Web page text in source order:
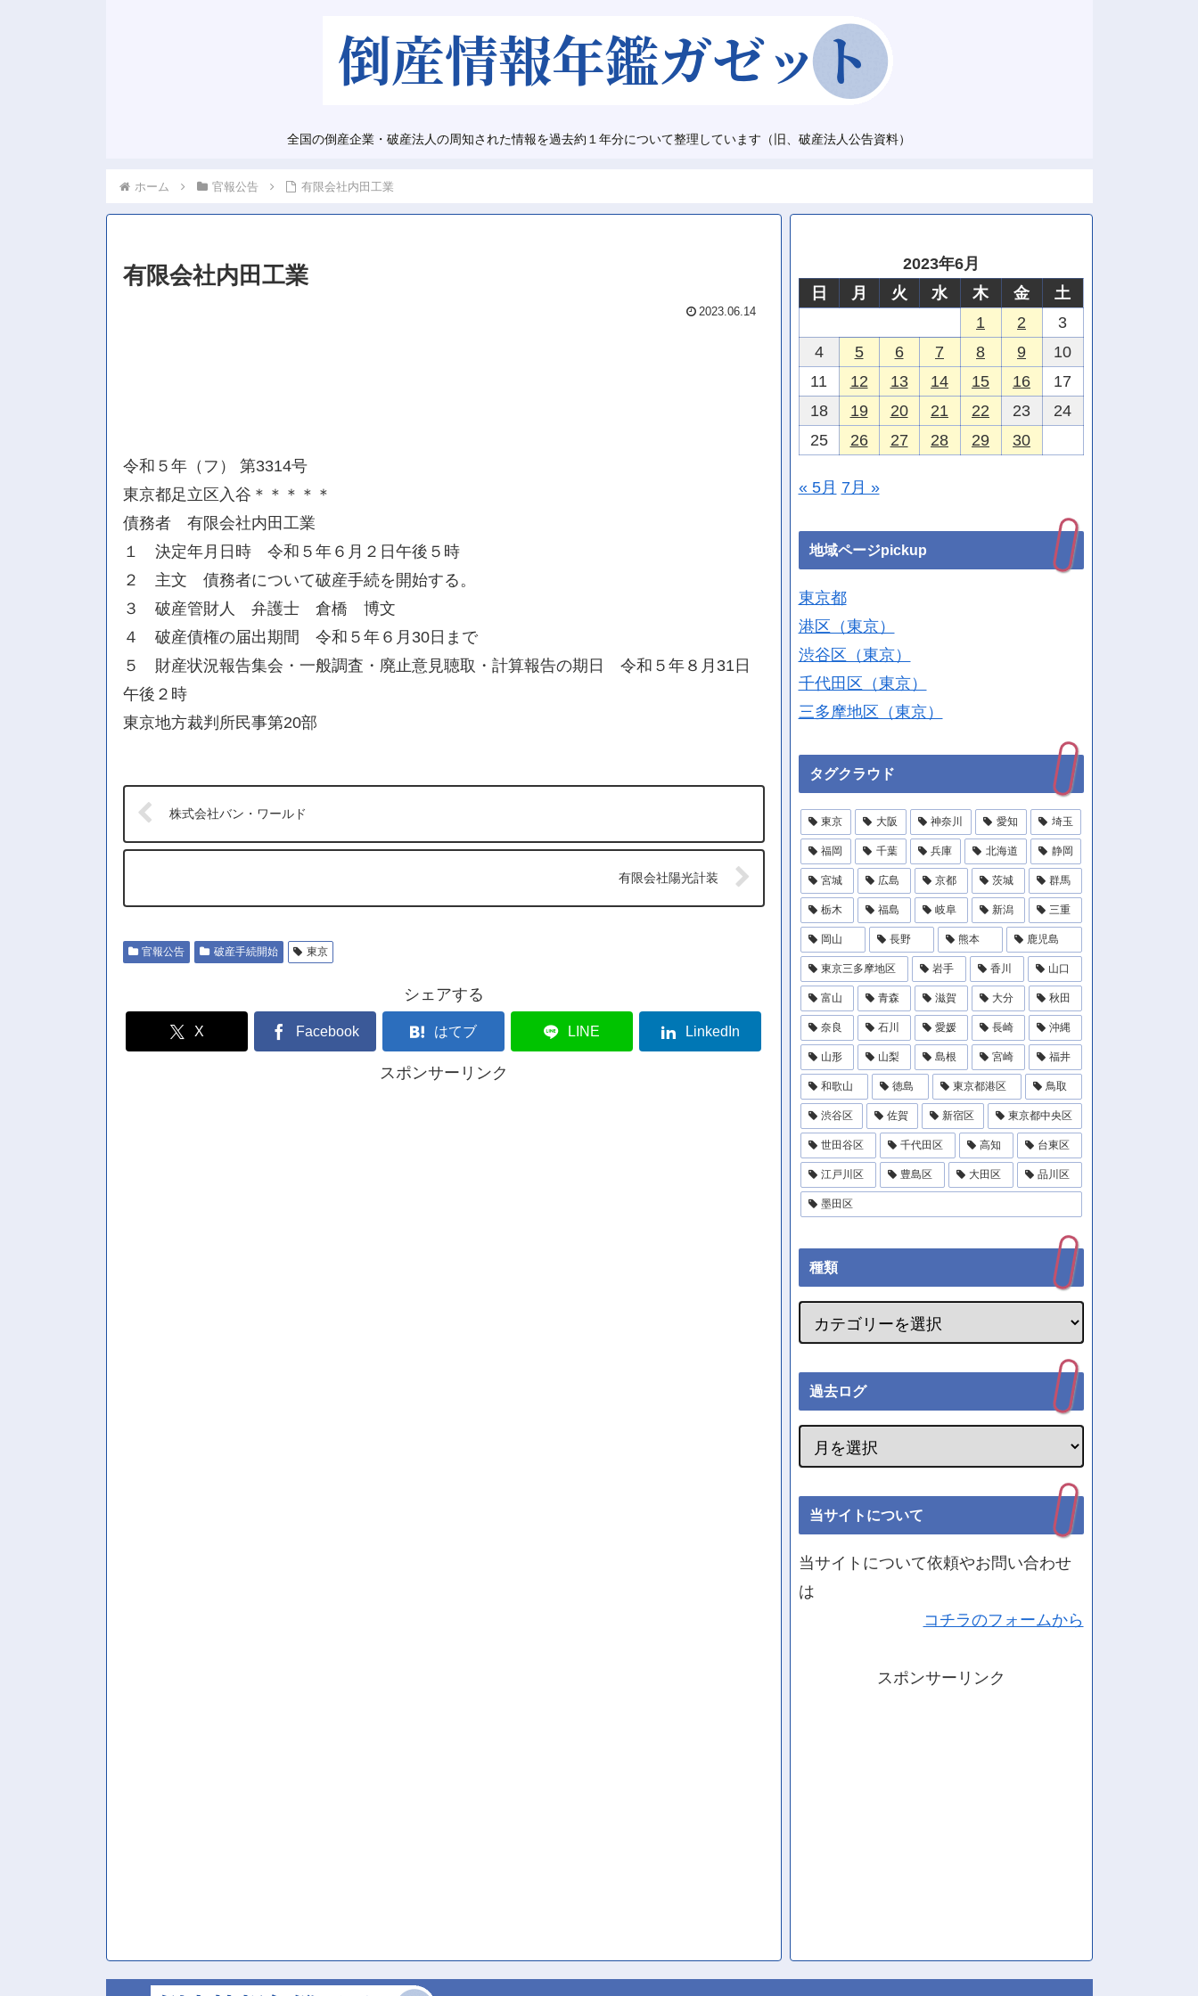
全国の倒産企業・破産法人の周知された情報を過去約１年分について整理しています（旧、破産法人公告資料）
ホーム 官報公告 有限会社内田工業
有限会社内田工業
2023.06.14
令和５年（フ） 第3314号
東京都足立区入谷＊＊＊＊＊
債務者 有限会社内田工業
１ 決定年月日時 令和５年６月２日午後５時
２ 主文 債務者について破産手続を開始する。
３ 破産管財人 弁護士 倉橋 博文
４ 破産債権の届出期間 令和５年６月30日まで
５ 財産状況報告集会・一般調査・廃止意見聴取・計算報告の期日 令和５年８月31日
午後２時
東京地方裁判所民事第20部
株式会社バン・ワールド
有限会社陽光計装
官報公告 破産手続開始 東京
シェアする
X Facebook はてブ LINE LinkedIn
スポンサーリンク
2023年6月
日
月 火 水 木 金
土
1
2
3
4
5 6 7 8 9
10
11
12 13 14 15 16
17
18
19 20 21 22 23
24
25
26 27 28 29 30
« 5月 7月 »
地域ページpickup
東京都
港区（東京）
渋谷区（東京）
千代田区（東京）
三多摩地区（東京）
タグクラウド
東京 大阪 神奈川 愛知 埼玉
福岡 千葉 兵庫 北海道 静岡
宮城 広島 京都 茨城 群馬
栃木 福島 岐阜 新潟 三重
岡山 長野 熊本 鹿児島
東京三多摩地区 岩手 香川 山口
富山 青森 滋賀 大分 秋田
奈良 石川 愛媛 長崎 沖縄
山形 山梨 島根 宮崎 福井
和歌山 徳島 東京都港区 鳥取
渋谷区 佐賀 新宿区 東京都中央区
世田谷区 千代田区 高知 台東区
江戸川区 豊島区 大田区 品川区
墨田区
種類
過去ログ
当サイトについて
当サイトについて依頼やお問い合わせ
は
コチラのフォームから
スポンサーリンク